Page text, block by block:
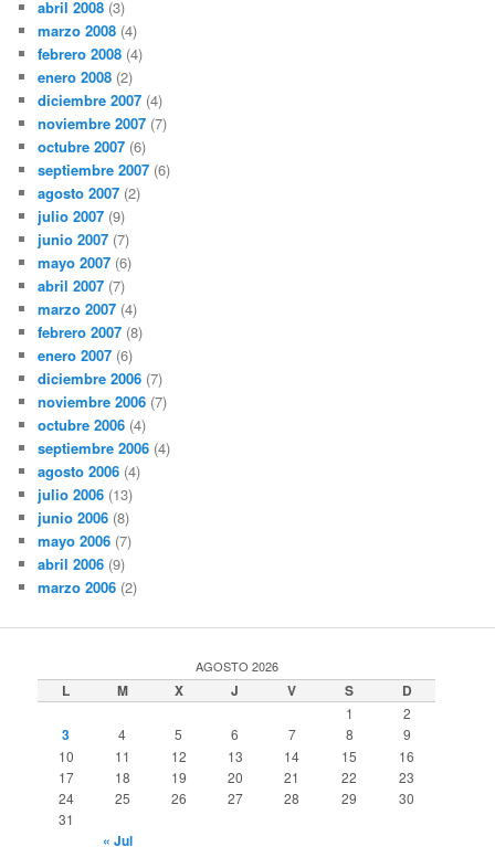
abril 2008 (3)
marzo 2008 (4)
febrero 2008 (4)
enero 2008 (2)
diciembre 2007 (4)
noviembre 2007 (7)
octubre 2007 (6)
septiembre 2007 (6)
agosto 2007 (2)
julio 2007 (9)
junio 2007 (7)
mayo 2007 (6)
abril 2007 (7)
marzo 2007 (4)
febrero 2007 (8)
enero 2007 (6)
diciembre 2006 (7)
noviembre 2006 (7)
octubre 2006 (4)
septiembre 2006 (4)
agosto 2006 (4)
julio 2006 (13)
junio 2006 (8)
mayo 2006 (7)
abril 2006 (9)
marzo 2006 (2)
AGOSTO 2026
L M X J V S D
1 2
3 4 5 6 7 8
9
10
11 12 13 14 15
16
17
18 19 20 21 22
23
24
25 26 27 28 29
30
31
« Jul